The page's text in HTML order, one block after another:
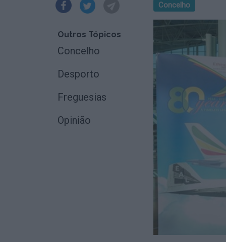
Outros Tópicos
Concelho
Desporto
Freguesias
Opinião
Concelho